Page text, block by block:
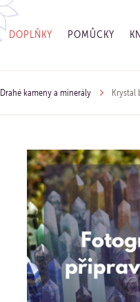
DOPLŇKY POMŮCKY
Drahé kameny a minerály Krystal